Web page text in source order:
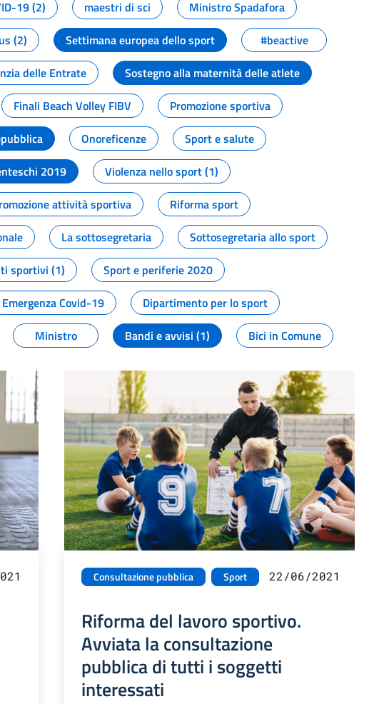
19 (2) maestri di sci
Ministro Spadafora
(2) Settimana europea dello sport
#beactive
delle Entrate
Sostegno alla maternità delle atlete
Finali Beach Volley FIBV
Promozione sportiva
Onoreficenze
Sport e salute
2019
Violenza nello sport (1)
attività sportiva
Riforma sport
La sottosegretaria
Sottosegretaria allo sport
sportivi (1)
Sport e periferie 2020
Emergenza Covid-19
Dipartimento per lo sport
Ministro Bandi e avvisi (1) Bici in Comune
Consultazione pubblica Sport 22/06/2021
Riforma del lavoro sportivo.
Avviata la consultazione
pubblica di tutti i soggetti
interessati